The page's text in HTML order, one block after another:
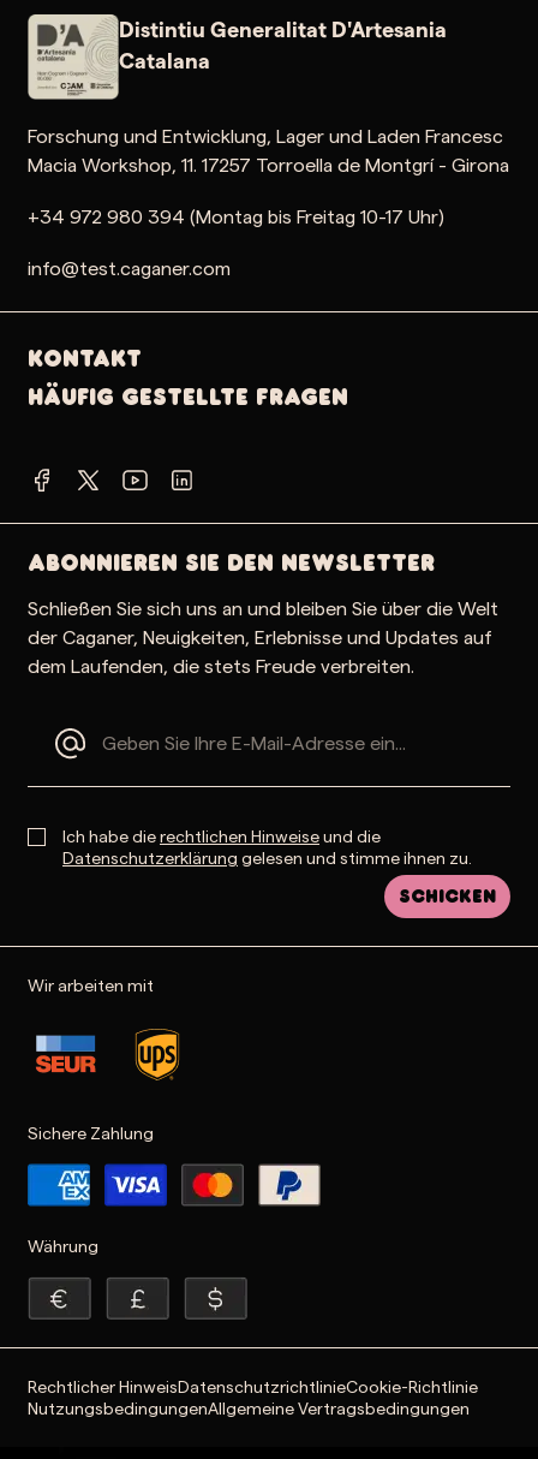
Distintiu Generalitat D'Artesania
Catalana
Forschung und Entwicklung, Lager und Laden Francesc
Macia Workshop, 11. 17257 Torroella de Montgrí - Girona
+34 972 980 394 (Montag bis Freitag 10-17 Uhr)
info@test.caganer.com
Kontakt
Häufig gestellte Fragen
Abonnieren Sie den Newsletter
Schließen Sie sich uns an und bleiben Sie über die Welt
der Caganer, Neuigkeiten, Erlebnisse und Updates auf
dem Laufenden, die stets Freude verbreiten.
Ich habe dierechtlichen Hinweiseund die
Datenschutzerklärung gelesen und stimme ihnen zu.
Schicken
Wir arbeiten mit
Sichere Zahlung
Währung
Rechtlicher HinweisDatenschutzrichtlinieCookie-Richtlinie
NutzungsbedingungenAllgemeine Vertragsbedingungen